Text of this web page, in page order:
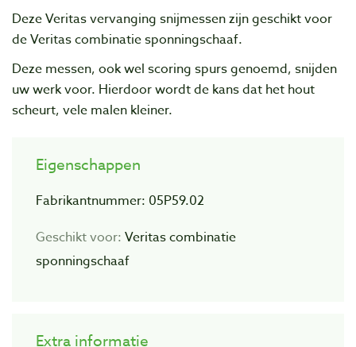
Deze Veritas vervanging snijmessen zijn geschikt voor
de Veritas combinatie sponningschaaf.
Deze messen, ook wel scoring spurs genoemd, snijden
uw werk voor. Hierdoor wordt de kans dat het hout
scheurt, vele malen kleiner.
Eigenschappen
Fabrikantnummer: 05P59.02
Geschikt voor: Veritas combinatie
sponningschaaf
Extra informatie